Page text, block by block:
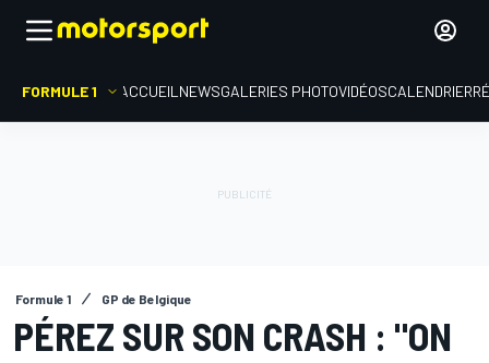
FORMULE 1 ACCUEIL NEWSGALERIES PHOTOVIDÉOSCALENDRIER
Formule 1 GP de Belgique
PÉREZ SUR SON CRASH : "ON